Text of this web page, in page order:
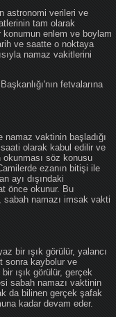
astronomi verileri ve
tam olarak
konumun enlem ve boylam
ve saatte o noktaya
namaz vakitlerini
fetvalarına
vaktinin başladığı
olarak kabul edilir ve
söz konusu
ezanın bitişi ile
ayı dışındaki
önce okunur. Bu
sabah namazı imsak vakti
bir ışık görülür, yalancı
sonra kaybolur ve
ışık görülür, gerçek
sabah namazı vaktinin
da bilinen gerçek şafak
kadar devam eder.